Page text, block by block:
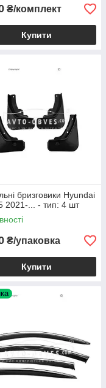
₴/комплект
Купити
бризговики Hyundai
2021-... - тип: 4 шт
₴/упаковка
Купити